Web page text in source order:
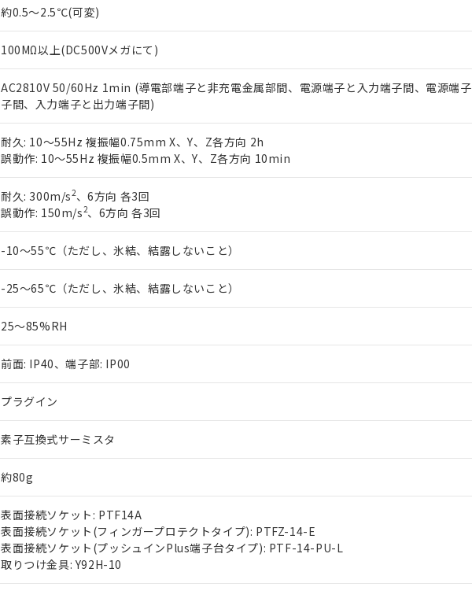
約0.5～2.5℃(可変)
100MΩ以上(DC500Vメガにて)
AC2810V 50/60Hz 1min (導電部端子と非充電金属部間、電源端子と入力端子間、電源端
子間、入力端子と出力端子間)
耐久: 10～55Hz 複振幅0.75mm X、Y、Z各方向 2h
誤動作: 10～55Hz 複振幅0.5mm X、Y、Z各方向 10min
耐久: 300m/s2、6方向 各3回
誤動作: 150m/s2、6方向 各3回
-10～55℃（ただし、氷結、結露しないこと）
-25～65℃（ただし、氷結、結露しないこと）
25～85%RH
前面: IP40、端子部: IP00
プラグイン
素子互換式サーミスタ
約80g
表面接続ソケット: PTF14A
表面接続ソケット(フィンガープロテクトタイプ): PTFZ-14-E
表面接続ソケット(プッシュインPlus端子台タイプ): PTF-14-PU-L
取りつけ金具: Y92H-10
当社制御機器事業取扱商品の中には、本サービスの対象外となる商品もあること
在庫状況および標準価格照会結果は、記載している更新日時点での社内データに基
のであり、閲覧された時点での実際の在庫および標準価格とは異なる場合があるこ
い。
正式な納期状況および標準価格はお客様のお取引先、またはお客様担当のオムロン
当社販売員にご相談ください。
在庫状況および標準価格結果を当社の事前の承諾なく第三者に漏洩または開示し
す。
マイパーツ機能（部品リスト作成サービス）をご利用いただくには、I-Webメンバ
お客様が当ウェブサイト上で当社にご登録された部品リストについて、当社および
が、当社の製品・サービスに関するお客様との取引・商談に必要な範囲で利用する
さい。
※当社の共同利用者とは、"個人情報の共同利用に関して"
いる法人を指します。
六価クロム(Cr(Ⅵ)) 1000ppm以下、ポリ臭化ビフェニル類(PBB) 1000ppm以下、ポリ臭化ジフェニルエーテル類
フタル酸ビス(2-エチルヘキシル) (DEHP)(別名：DOP) 1000ppm以下、フタル酸ブチルベンジル（BBP）
ル（DBP） 1000ppm以下、フタル酸ジイソブチル (DIBP) 1000ppm以下
但し、RoHS指令で産業用監視および制御機器に対する適用除外項目は除く。
フタル酸エステル類の４物質については閾値を超える意図的な使用がないことを確認しています。
※2 対応予定月
部品在庫の切り替え状況などにより、予定月が前後することがあります。
※3 非含有証明書ダウンロード
下記の非含有証明書をダウンロードすることができます。
EU RoHS指令（10物質）の非含有証明書
51物質の非含有証明書（当社基準）
また、RoHS指令のフタル酸エステル類４物質の対応では、対応完了までの期間は出
混在することから備考欄に対応日を記載しておりました。
り割愛しております。
*中国RoHS10物質の基準値 (GB/T26572)：
Cr(Ⅵ)(六価クロム) : 1000ppm、 PBBs(ポリ臭化ビフェニル類) : 1000ppm、 PBDEs(ポリ臭化ジフェニルエーテ
※2 環境保護使用期限
「ｅ」：有害物質（10物質）のすべてが基準値以下であることを示します。
味します。
「－」：未確認です。当社販売部門へお問い合わせください。
う）を輸出または国外への提供する場合は、日本国政府の輸出許可(または役務取
などの必要な手続きをとります。
ます。
当社は貴社製品を、核兵器、ミサイル、化学兵器、生物兵器またはその他武器並び
置等に一切使用いたしません。
当社は、貴社製品を第三者に販売する場合は、上記1、2および3の内容を当該第三
また当社は、販売先および販売に係わる関係者が違法に輸出するおそれがある場合
たしません。
記
号
説明
○ 一定数以上の在庫あり
△ 一定数には満たないが在庫あり
－
在庫なし(最新の在庫状況については、お客様のお取引先、またはお客様担当
機器販売店・当社販売員にご確認ください)
空
白
受注生産機種、また在庫状況の情報を公開していない機種